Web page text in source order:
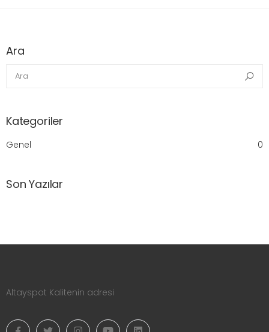
Ara
Ara
Ara
Kategoriler
Genel 0
Son Yazılar
Altayspot Kalitenin adresi